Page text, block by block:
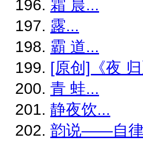
霜 晨...
露...
霸 道...
[原创]《夜
青 蛙...
静夜饮...
韵说——自律